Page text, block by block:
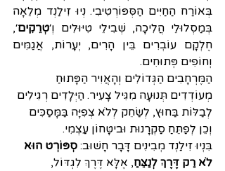
בְּמַסְלוּלֵי הֲלִיכָה, שְׁבִילֵי טִיּוּלִים וְ׳טְרֵקִים
וְחוֹפִים פְּתוּחִים.
הַמֶּרְחָבִים הַגְּדוֹלִים וְהָאֲוִיר הַפָּתוּחַ
מְעוֹדְדִים תְּנוּעָה מִגִּיל צָעִיר. הַיְּלָדִים רְגִילִים
לְבַלּוֹת בַּחוּץ, לְשַׂחֵק לְלֹא צְפִיָּה בַּמָּסַכִּים
וְכֵן לְפַתֵּחַ סַקְרָנוּת וּביטָּחוֹן עַצְמִי.
בִּנְיוּ זִילַנְד מְבִינִים דָּבָר חָשׁוּב: סְפּוֹרְט הוּא
לֹא רַק דֶּרֶךְ לְנַצֵּחַ, אֶלָּא דֶּרֶךְ לִגְדּוֺל,